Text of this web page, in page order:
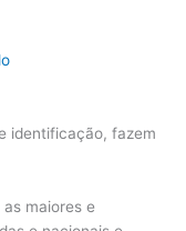
identificação, fazem
maiores e